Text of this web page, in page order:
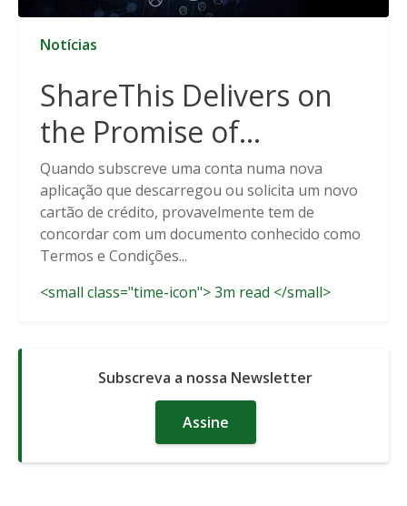
Notícias
ShareThis Delivers on
the Promise of
Cookieless Data
Solutions
Quando subscreve uma conta numa nova
aplicação que descarregou ou solicita um novo
cartão de crédito, provavelmente tem de
concordar com um documento conhecido como
Termos e Condições...
<small class="time-icon"> 3m read </small>
Subscreva a nossa Newsletter
Assine